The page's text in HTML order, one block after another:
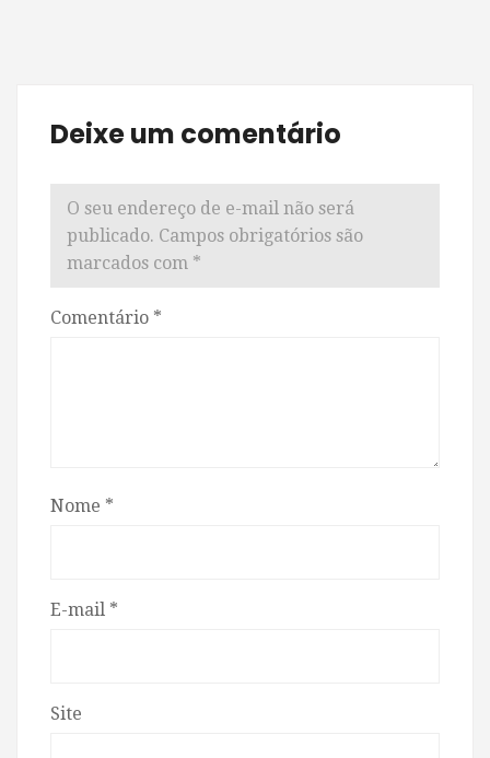
Deixe um comentário
O seu endereço de e-mail não será
publicado. Campos obrigatórios são
marcados com *
Comentário *
Nome *
E-mail *
Site